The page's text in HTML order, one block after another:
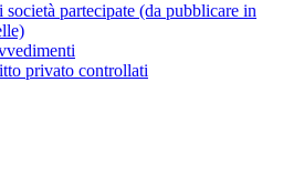
società partecipate (da pubblicare in
privato controllati